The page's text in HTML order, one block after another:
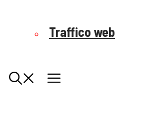
Traffico web